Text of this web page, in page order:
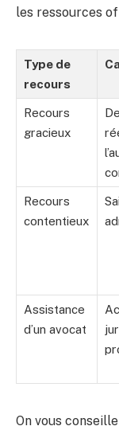
les ressources
Type de
recours
Recours
gracieux
Recours
contentieux
Assistance
d’un avocat
On vous